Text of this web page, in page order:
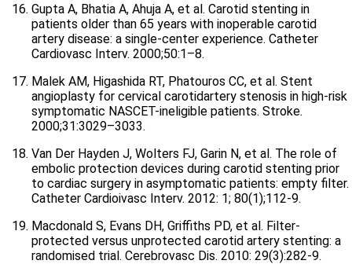
Gupta A, Bhatia A, Ahuja A, et al. Carotid stenting in
patients older than 65 years with inoperable carotid
artery disease: a single-center experience. Catheter
Cardiovasc Interv. 2000;50:1–8.
Malek AM, Higashida RT, Phatouros CC, et al. Stent
angioplasty for cervical carotidartery stenosis in high-risk
symptomatic NASCET-ineligible patients. Stroke.
2000;31:3029–3033.
Van Der Hayden J, Wolters FJ, Garin N, et al. The role of
embolic protection devices during carotid stenting prior
to cardiac surgery in asymptomatic patients: empty filter.
Catheter Cardioivasc Interv. 2012: 1; 80(1);112-9.
Macdonald S, Evans DH, Griffiths PD, et al. Filter-
protected versus unprotected carotid artery stenting: a
randomised trial. Cerebrovasc Dis. 2010: 29(3):282-9.